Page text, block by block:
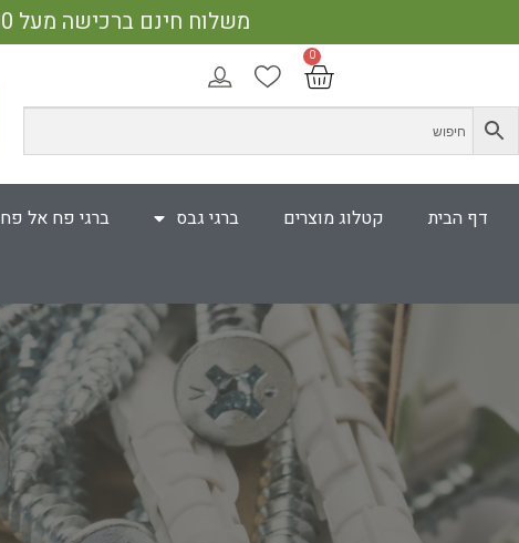
משלוח חינם ברכישה מעל 400 ₪ | אספקה עד 5 ימי עבודה | 25% הנחה על כל האתר בקנייה מעל 750 ש"ח
דף הבית קטלוג מוצרים ברגי גבס ברגי פח אל פח